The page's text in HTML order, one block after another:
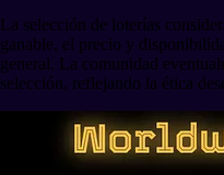
La selección de loterías
ganable, el precio y
general. La comunidad
selección, reflejando la ética